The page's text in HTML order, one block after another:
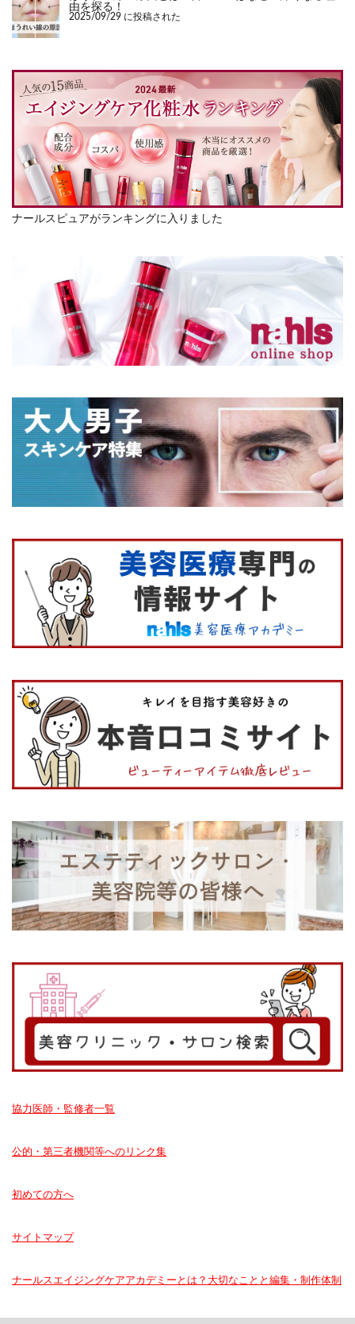
由を探る！
2025/09/29 に投稿された
ナールスピュアがランキングに入りました
協力医師・監修者一覧
公的・第三者機関等へのリンク集
初めての方へ
サイトマップ
ナールスエイジングケアアカデミーとは？大切なことと編集・制作体制